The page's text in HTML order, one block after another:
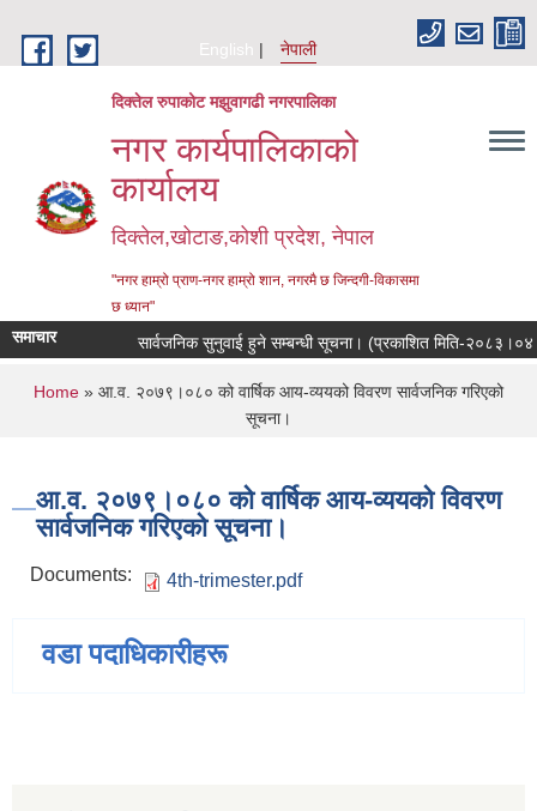
English
नेपाली
दिक्तेल रुपाकोट मझुवागढी नगरपालिका
नगर कार्यपालिकाको
कार्यालय
दिक्तेल,खोटाङ,कोशी प्रदेश, नेपाल
"नगर हाम्रो प्राण-नगर हाम्रो शान, नगरमै छ जिन्दगी-विकासमा
छ ध्यान"
समाचार सार्वजनिक सुनुवाई हुने सम्बन्धी सूचना। (प्रकाशित मिति-
You are here
Home » आ.व. २०७९।०८० को वार्षिक आय-व्ययको विवरण सार्वजनिक गरिएको
सूचना।
आ.व. २०७९।०८० को वार्षिक आय-व्ययको विवरण
सार्वजनिक गरिएको सूचना।
Documents: 4th-trimester.pdf
वडा पदाधिकारीहरू